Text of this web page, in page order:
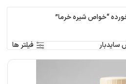
“خواص شیره خرما”
سایدبار
فیلتر ها